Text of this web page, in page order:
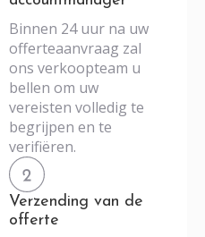
Binnen 24 uur na uw
offerteaanvraag zal
ons verkoopteam u
bellen om uw
vereisten volledig te
begrijpen en te
verifiëren.
Verzending van de
offerte